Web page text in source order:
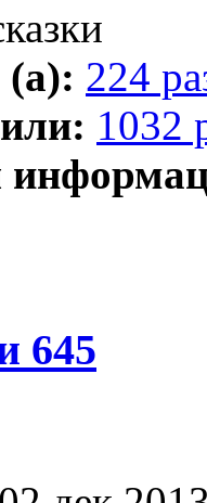
(а): 224
1032
645